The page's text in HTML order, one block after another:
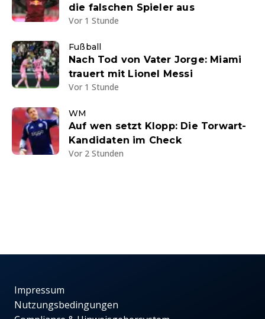
die falschen Spieler aus
Vor 1 Stunde
Fußball
Nach Tod von Vater Jorge: Miami
trauert mit Lionel Messi
Vor 1 Stunde
WM
Auf wen setzt Klopp: Die Torwart-
Kandidaten im Check
Vor 2 Stunden
Impressum
Nutzungsbedingungen